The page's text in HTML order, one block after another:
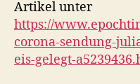
Artikel unter
https://
corona-sendung-
eis-gelegt-